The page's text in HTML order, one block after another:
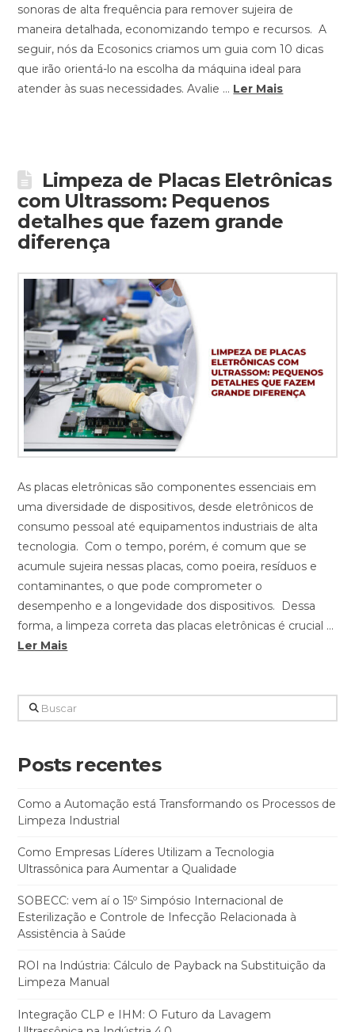
sonoras de alta frequência para remover sujeira de
maneira detalhada, economizando tempo e recursos. A
seguir, nós da Ecosonics criamos um guia com 10 dicas
que irão orientá-lo na escolha da máquina ideal para
atender às suas necessidades. Avalie … Ler Mais
Limpeza de Placas Eletrônicas
com Ultrassom: Pequenos
detalhes que fazem grande
diferença
As placas eletrônicas são componentes essenciais em
uma diversidade de dispositivos, desde eletrônicos de
consumo pessoal até equipamentos industriais de alta
tecnologia. Com o tempo, porém, é comum que se
acumule sujeira nessas placas, como poeira, resíduos e
contaminantes, o que pode comprometer o
desempenho e a longevidade dos dispositivos. Dessa
forma, a limpeza correta das placas eletrônicas é crucial …
Ler Mais
Buscar
Posts recentes
Como a Automação está Transformando os Processos de
Limpeza Industrial
Como Empresas Líderes Utilizam a Tecnologia
Ultrassônica para Aumentar a Qualidade
SOBECC: vem aí o 15º Simpósio Internacional de
Esterilização e Controle de Infecção Relacionada à
Assistência à Saúde
ROI na Indústria: Cálculo de Payback na Substituição da
Limpeza Manual
Integração CLP e IHM: O Futuro da Lavagem